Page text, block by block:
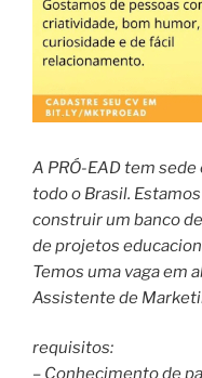
A PRÓ-EAD tem
todo o Brasil.
construir um banco
de projetos
Temos uma vaga em
Assistente de
requisitos:
– Conhecimento de